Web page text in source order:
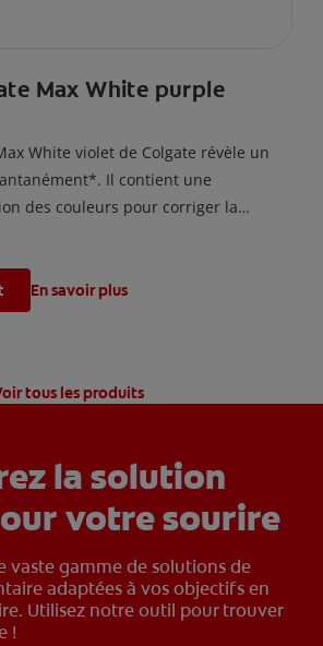
Max White purple
White violet de Colgate révèle un
Il contient une
des couleurs pour corriger la
En savoir plus
tous les produits
la solution
votre sourire
vaste gamme de solutions de
adaptées à vos objectifs en
Utilisez notre outil pour trouver
!